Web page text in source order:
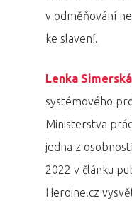
v odměňování
ke slavení.
Lenka Simerská
systémového
Ministerstva
jedna z
2022 v článku
Heroine.cz